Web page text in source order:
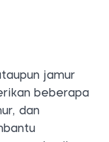
jamur
beberapa
dan